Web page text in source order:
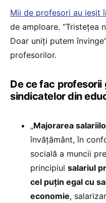
Mii de profesori au ieșit
de amploare. “Tristețea
Doar uniți putem
profesorilor.
De ce fac profesorii
sindicatelor din
„Majorarea
învățământ, în
socială a muncii
principiul salariul
cel puțin egal cu
economie,